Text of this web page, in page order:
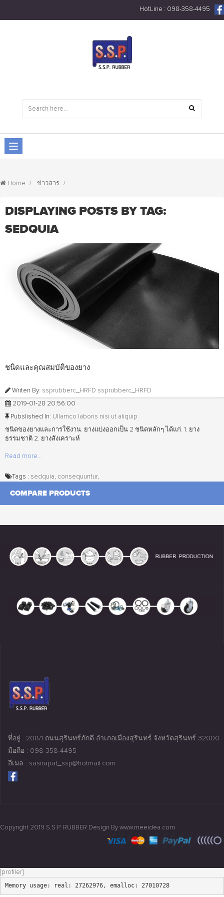
HotLine : 098-358-4495
Home ข่าวสาร
DISPLAYING POSTS BY TAG:
SEDQUIA
ชนิดและคุณสมบัติของยาง
Writen By: ssprubberc_HRFD ssprubberc_HRFD
2019-01-28 20:56:00
Pubslished In: Ullamco laboris nisi ut aliquip
ชนิดของยางและการใช้งาน. ยางแบ่งออกเป็น 2 ชนิดหลักๆ ได้แก่. 1. ยาง
ธรรมชาติ 2. ยางสังเคราะห์
Read more...
Tags : sedquia, consequuntur,
COMPARE PRODUCTS
ที่อยู่ : 208/1 ถนนสุรินทร์ภักดี อำเภอเมืองสุรินทร์ จังหวัดสุรินทร์ 32000
มือถือ : 098-358-4495
อีเมล : sasirapat_ssp@hotmail.com
Copyright 2019 S.S.P. RUBBER Design By www.meeidea.com
[profiler]
Memory usage: real: 27262976, emalloc: 27010728